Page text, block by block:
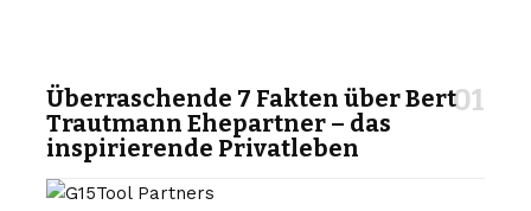
Überraschende 7 Fakten über Bert
Trautmann Ehepartner – das
inspirierende Privatleben